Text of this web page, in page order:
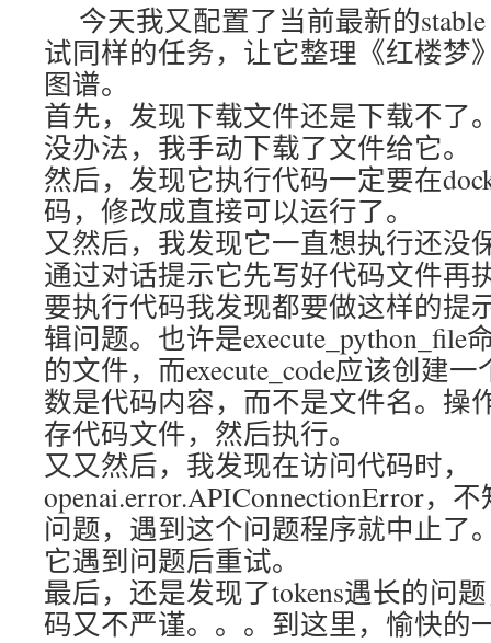
今天我又配置了当前最新的
试同样的任务，让它整理《红楼梦
图谱。
首先，发现下载文件还是下载不了
没办法，我手动下载了文件给它。
然后，发现它执行代码一定要在
码，修改成直接可以运行了。
又然后，我发现它一直想执行还没
通过对话提示它先写好代码文件再
要执行代码我发现都要做这样的提
辑问题。也许是execute_python_file
的文件，而execute_code应该创建
数是代码内容，而不是文件名。操
存代码文件，然后执行。
又又然后，我发现在访问代码时，
openai.error.APIConnectionError，
问题，遇到这个问题程序就中止了
它遇到问题后重试。
最后，还是发现了tokens遇长的问
码又不严谨。。。到这里，愉快的